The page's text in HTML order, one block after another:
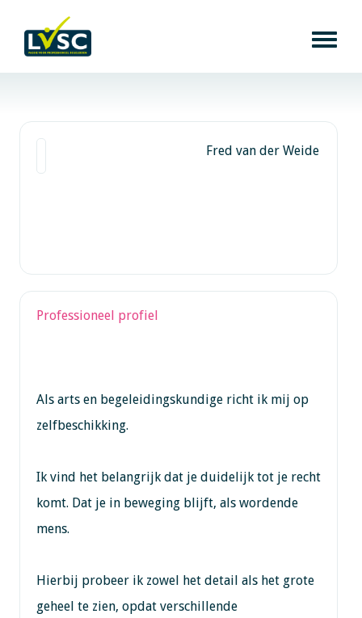
Fred van der Weide
Professioneel profiel
Als arts en begeleidingskundige richt ik mij op
zelfbeschikking.
Ik vind het belangrijk dat je duidelijk tot je recht
komt. Dat je in beweging blijft, als wordende
mens.
Hierbij probeer ik zowel het detail als het grote
geheel te zien, opdat verschillende